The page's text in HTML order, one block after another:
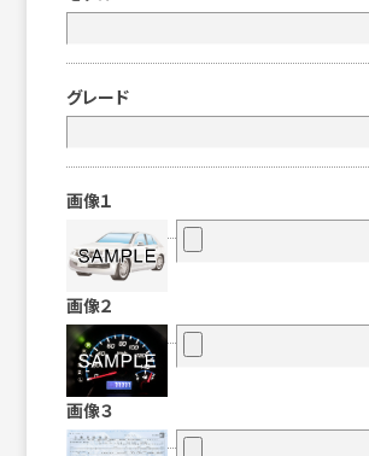
グレード
画像１
画像２
画像３